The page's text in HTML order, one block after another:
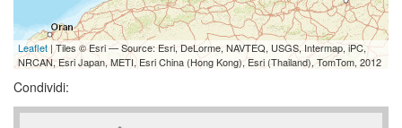
Leaflet | Tiles © Esri — Source: Esri, DeLorme, NAVTEQ, USGS, Intermap, iPC,
NRCAN, Esri Japan, METI, Esri China (Hong Kong), Esri (Thailand), TomTom, 2012
Condividi: